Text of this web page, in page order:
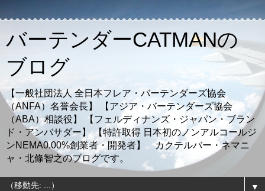
バーテンダーCATMANの
ブログ
【一般社団法人 全日本フレア・バーテンダーズ協会
（ANFA）名誉会長】 【アジア・バーテンダーズ協会
（ABA）相談役】 【フェルディナンズ・ジャパン・ブラン
ド・アンバサダー】 【特許取得 日本初のノンアルコールジ
ンNEMA0.00%創業者・開発者】 カクテルバー・ネマニ
ャ・北條智之のブログです。
▼